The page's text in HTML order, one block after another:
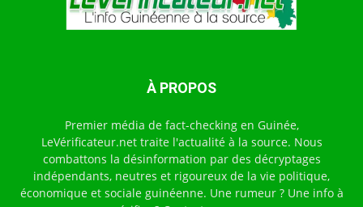
À PROPOS
Premier média de fact-checking en Guinée,
LeVérificateur.net traite l'actualité à la source. Nous
combattons la désinformation par des décryptages
indépendants, neutres et rigoureux de la vie politique,
économique et sociale guinéenne. Une rumeur ? Une info à